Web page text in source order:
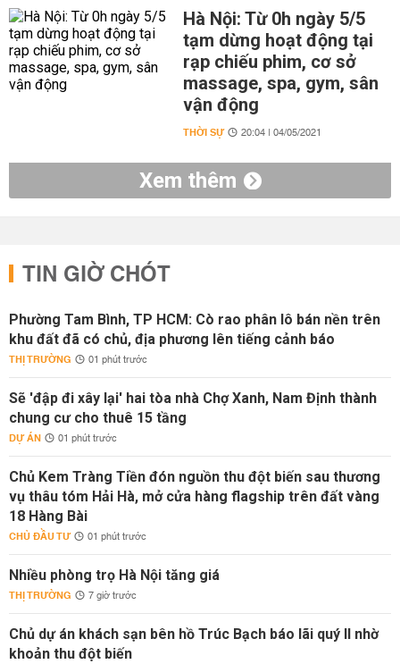
Hà Nội: Từ 0h ngày 5/5
tạm dừng hoạt động tại
rạp chiếu phim, cơ sở
massage, spa, gym, sân
vận động
THỜI SỰ 20:04 | 04/05/2021
Xem thêm
TIN GIỜ CHÓT
Phường Tam Bình, TP HCM: Cò rao phân lô bán nền trên
khu đất đã có chủ, địa phương lên tiếng cảnh báo
THỊ TRƯỜNG 01 phút trước
Sẽ 'đập đi xây lại' hai tòa nhà Chợ Xanh, Nam Định thành
chung cư cho thuê 15 tầng
DỰ ÁN 01 phút trước
Chủ Kem Tràng Tiền đón nguồn thu đột biến sau thương
vụ thâu tóm Hải Hà, mở cửa hàng flagship trên đất vàng
18 Hàng Bài
CHỦ ĐẦU TƯ 01 phút trước
Nhiều phòng trọ Hà Nội tăng giá
THỊ TRƯỜNG 7 giờ trước
Chủ dự án khách sạn bên hồ Trúc Bạch báo lãi quý II nhờ
khoản thu đột biến